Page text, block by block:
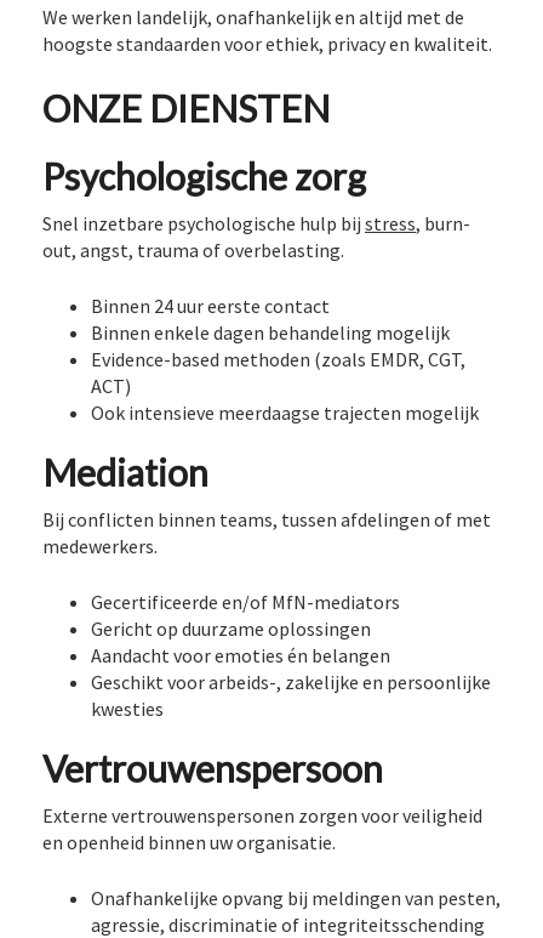
We werken landelijk, onafhankelijk en altijd met de
hoogste standaarden voor ethiek, privacy en kwaliteit.
ONZE DIENSTEN
Psychologische zorg
Snel inzetbare psychologische hulp bij stress, burn-
out, angst, trauma of overbelasting.
Binnen 24 uur eerste contact
Binnen enkele dagen behandeling mogelijk
Evidence-based methoden (zoals EMDR, CGT,
ACT)
Ook intensieve meerdaagse trajecten mogelijk
Mediation
Bij conflicten binnen teams, tussen afdelingen of met
medewerkers.
Gecertificeerde en/of MfN-mediators
Gericht op duurzame oplossingen
Aandacht voor emoties én belangen
Geschikt voor arbeids-, zakelijke en persoonlijke
kwesties
Vertrouwenspersoon
Externe vertrouwenspersonen zorgen voor veiligheid
en openheid binnen uw organisatie.
Onafhankelijke opvang bij meldingen van pesten,
agressie, discriminatie of integriteitsschending